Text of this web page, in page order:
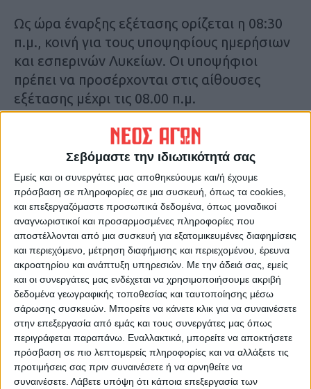
Σεβόμαστε την ιδιωτικότητά σας
Εμείς και οι συνεργάτες μας αποθηκεύουμε και/ή έχουμε
πρόσβαση σε πληροφορίες σε μια συσκευή, όπως τα cookies,
και επεξεργαζόμαστε προσωπικά δεδομένα, όπως μοναδικοί
αναγνωριστικοί και προσαρμοσμένες πληροφορίες που
αποστέλλονται από μια συσκευή για εξατομικευμένες διαφημίσεις
και περιεχόμενο, μέτρηση διαφήμισης και περιεχομένου, έρευνα
ακροατηρίου και ανάπτυξη υπηρεσιών. Με την άδειά σας, εμείς
και οι συνεργάτες μας ενδέχεται να χρησιμοποιήσουμε ακριβή
δεδομένα γεωγραφικής τοποθεσίας και ταυτοποίησης μέσω
σάρωσης συσκευών. Μπορείτε να κάνετε κλικ για να συναινέσετε
στην επεξεργασία από εμάς και τους συνεργάτες μας όπως
περιγράφεται παραπάνω. Εναλλακτικά, μπορείτε να αποκτήσετε
πρόσβαση σε πιο λεπτομερείς πληροφορίες και να αλλάξετε τις
προτιμήσεις σας πριν συναινέσετε ή να αρνηθείτε να
συναινέσετε. Λάβετε υπόψη ότι κάποια επεξεργασία των
Ως ώρα έναρξης εξέτασης ορίζεται η 08:30
π.μ., κοινή για τους υποψηφίους ημερήσιων
και εσπερινών Λυκείων. Οι υποψήφιοι
πρέπει να προσέρχονται στις αίθουσες
εξέτασης μέχρι τις 08.00 π.μ.
Η διάρκεια εξέτασης κάθε μαθήματος είναι
τρεις (3) ώρες.
2. ΠΡΟΓΡΑΜΜΑ ΠΑΝΕΛΛΑΔΙΚΩΝ
ΕΞΕΤΑΣΕΩΝ 2020 ΤΩΝ ΗΜΕΡΗΣΙΩΝ
ΚΑΙ ΕΣΠΕΡΙΝΩΝ ΓΕΛ ΜΕ ΤΟ ΠΑΛΑΙΟ
ΣΥΣΤΗΜΑ
Ως ώρα έναρξης εξέτασης ορίζεται η 08:30
π.μ., κοινή για τους υποψηφίους ημερήσιων
και εσπερινών Λυκείων. Οι υποψήφιοι
πρέπει να προσέρχονται στις αίθουσες